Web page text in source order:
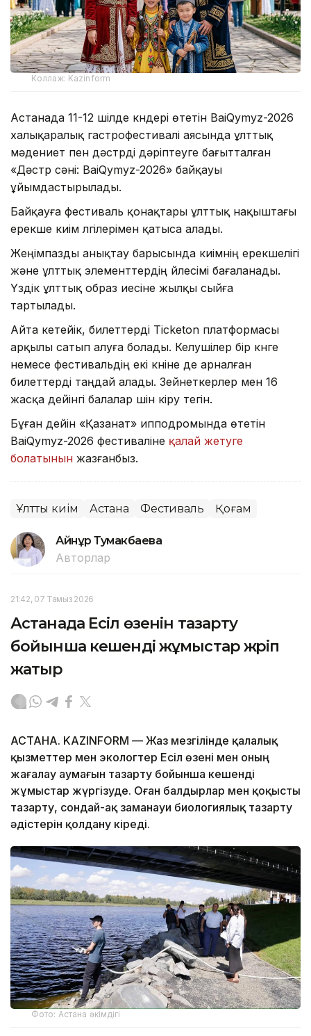
Коллаж: Kazinform
Астанада 11-12 шілде күндері өтетін BaiQymyz-2026
халықаралық гастрофестивалі аясында ұлттық
мәдениет пен дәстүрді дәріптеуге бағытталған
«Дәстүр сәні: BaiQymyz-2026» байқауы
ұйымдастырылады.
Байқауға фестиваль қонақтары ұлттық нақыштағы
ерекше киім үлгілерімен қатыса алады.
Жеңімпазды анықтау барысында киімнің ерекшелігі
және ұлттық элементтердің үйлесімі бағаланады.
Үздік ұлттық образ иесіне жылқы сыйға
тартылады.
Айта кетейік, билеттерді Ticketon платформасы
арқылы сатып алуға болады. Келушілер бір күнге
немесе фестивальдің екі күніне де арналған
билеттерді таңдай алады. Зейнеткерлер мен 16
жасқа дейінгі балалар үшін кіру тегін.
Бұған дейін «Қазанат» ипподромында өтетін
BaiQymyz-2026 фестиваліне қалай жетуге
болатынын жазғанбыз.
Ұлттық киім Астана Фестиваль Қоғам
Айнұр Тумакбаева
Авторлар
21:42, 07 Тамыз 2026
Астанада Есіл өзенін тазарту
бойынша кешенді жұмыстар жүріп
жатыр
АСТАНА. KAZINFORM — Жаз мезгілінде қалалық
қызметтер мен экологтер Есіл өзені мен оның
жағалау аумағын тазарту бойынша кешенді
жұмыстар жүргізуде. Оған балдырлар мен қоқысты
тазарту, сондай-ақ заманауи биологиялық тазарту
әдістерін қолдану кіреді.
Фото: Астана әкімдігі